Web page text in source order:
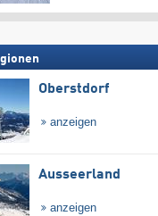
Oberstdorf
anzeigen
Ausseerland
anzeigen